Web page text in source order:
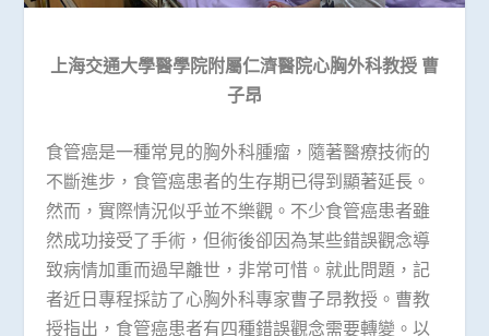
上海交通大學醫學院附屬仁濟醫院心胸外科教授 曹
子昂
食管癌是一種常見的胸外科腫瘤，隨著醫療技術的
不斷進步，食管癌患者的生存期已得到顯著延長。
然而，實際情況似乎並不樂觀。不少食管癌患者雖
然成功接受了手術，但術後卻因為某些錯誤觀念導
致病情加重而過早離世，非常可惜。就此問題，記
者近日專程採訪了心胸外科專家曹子昂教授。曹教
授指出，食管癌患者有四種錯誤觀念需要轉變。以